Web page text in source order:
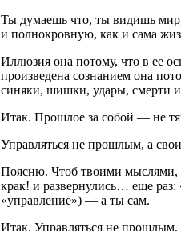
Ты думаешь что, ты видишь
и полнокровную, как и сама
Иллюзия она потому, что в ее
произведена сознанием она
синяки, шишки, удары, смерти
Итак. Прошлое за собой — не
Управляться не прошлым, а
Поясню. Чтоб твоими мыслями,
крак! и развернулись… еще
«управление») — а ты сам.
Итак. Управляться не прошлым,